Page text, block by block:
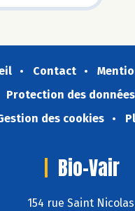
Contact
Protection des données
des cookies
Bio-Vair
154 rue Saint Nicolas